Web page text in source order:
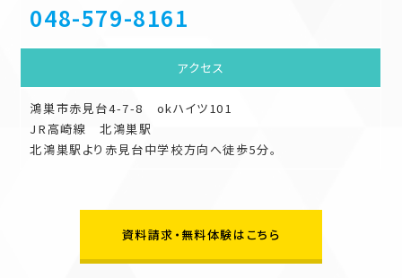
048-579-8161
アクセス
鴻巣市赤見台4-7-8 okハイツ101
JR高崎線 北鴻巣駅
北鴻巣駅より赤見台中学校方向へ徒歩5分。
資料請求・無料体験はこちら